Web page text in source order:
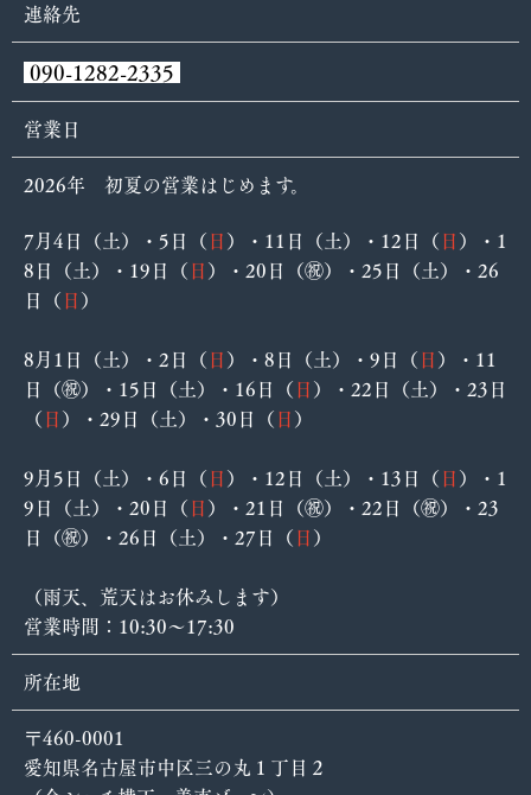
連絡先
090-1282-2335
営業日
2026年 初夏の営業はじめます。
7月4日（土）・5日（ 日 ）・11日（土）・12日（ 日 ）・1
8日（土）・19日（ 日 ）・20日（㊗️）・25日（土）・26
日（ 日 ）
8月1日（土）・2日（ 日 ）・8日（土）・9日（ 日 ）・11
日（㊗️）・15日（土）・16日（ 日 ）・22日（土）・23日
（ 日 ）・29日（土）・30日（ 日 ）
9月5日（土）・6日（ 日 ）・12日（土）・13日（ 日 ）・1
9日（土）・20日（ 日 ）・21日（㊗️）・22日（㊗️）・23
日（㊗️）・26日（土）・27日（ 日 ）
（雨天、荒天はお休みします）
営業時間：10:30〜17:30
所在地
〒460-0001
愛知県名古屋市中区三の丸１丁目２